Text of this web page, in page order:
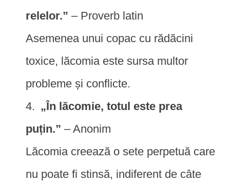
relelor.” – Proverb latin
Asemenea unui copac cu rădăcini
toxice, lăcomia este sursa multor
probleme și conflicte.
„În lăcomie, totul este prea
puțin.” – Anonim
Lăcomia creează o sete perpetuă care
nu poate fi stinsă, indiferent de câte